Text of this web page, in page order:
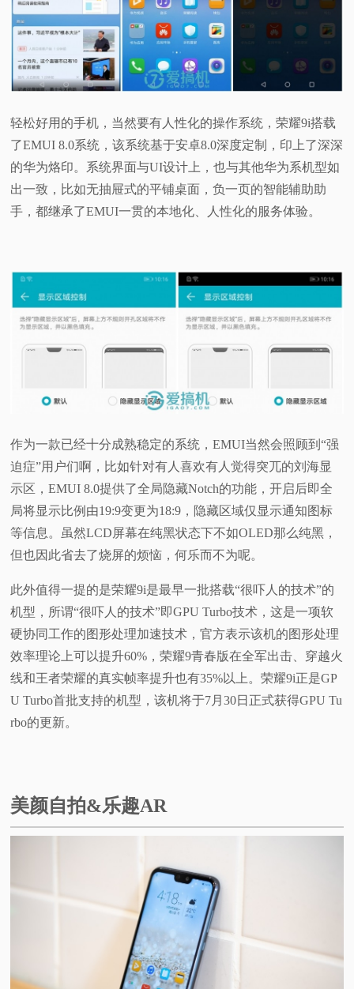
轻松好用的手机，当然要有人性化的操作系统，荣耀9i搭载
了EMUI 8.0系统，该系统基于安卓8.0深度定制，印上了深深
的华为烙印。系统界面与UI设计上，也与其他华为系机型如
出一致，比如无抽屉式的平铺桌面，负一页的智能辅助助
手，都继承了EMUI一贯的本地化、人性化的服务体验。
作为一款已经十分成熟稳定的系统，EMUI当然会照顾到“强
迫症”用户们啊，比如针对有人喜欢有人觉得突兀的刘海显
示区，EMUI 8.0提供了全局隐藏Notch的功能，开启后即全
局将显示比例由19:9变更为18:9，隐藏区域仅显示通知图标
等信息。虽然LCD屏幕在纯黑状态下不如OLED那么纯黑，
但也因此省去了烧屏的烦恼，何乐而不为呢。
此外值得一提的是荣耀9i是最早一批搭载“很吓人的技术”的
机型，所谓“很吓人的技术”即GPU Turbo技术，这是一项软
硬协同工作的图形处理加速技术，官方表示该机的图形处理
效率理论上可以提升60%，荣耀9青春版在全军出击、穿越火
线和王者荣耀的真实帧率提升也有35%以上。荣耀9i正是GP
U Turbo首批支持的机型，该机将于7月30日正式获得GPU Tu
rbo的更新。
美颜自拍&乐趣AR